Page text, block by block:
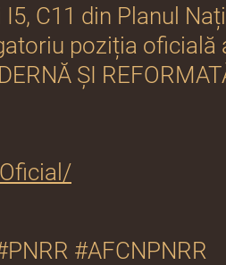
C11 din Planul
poziția oficială
ȘI
#AFCNPNRR